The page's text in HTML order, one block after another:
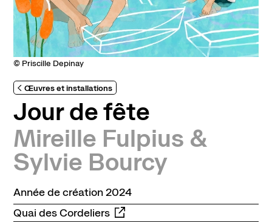
© Priscille Depinay
Œuvres et installations
Jour de fête
Mireille Fulpius &
Sylvie Bourcy
Année de création 2024
Quai des Cordeliers